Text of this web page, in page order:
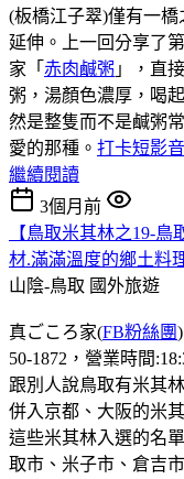
(板橋江子翠)僅有一
延伸。上一回分享了
家「 赤肉鹹粥 」，直
粥，湯顏色濃厚，喝
然是整隻而不是鹹粥
愛的那種。 打卡短影音
繼續閱讀
3個月前
【鳥取米其林之19-
材.滿滿溫度的鄉土料
山陰-鳥取 國外旅遊
真ごころ家(FB粉絲團
50-1872，營業時間
跟別人說鳥取有米其
併入京都、大阪的米
這些米其林入選的名
取市、米子市、倉吉